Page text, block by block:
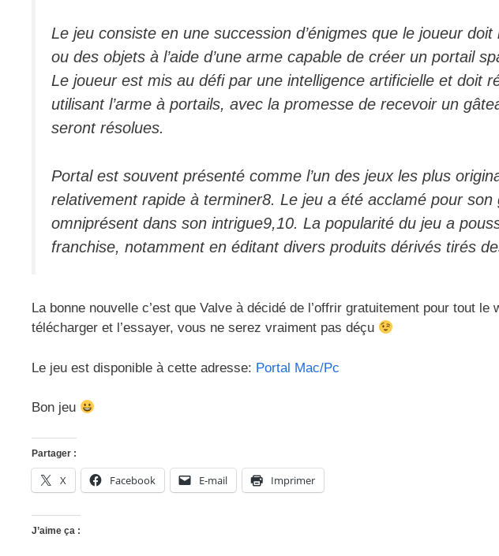
Le jeu consiste en une succession d’énigmes que le joueur
ou des objets à l’aide d’une arme capable de créer un portail
Le joueur est mis au défi par une intelligence artificielle et doit
utilisant l’arme à portails, avec la promesse de recevoir un
seront résolues.
Portal est souvent présenté comme l’un des jeux les plus
relativement rapide à terminer8. Le jeu a été acclamé pour son
omniprésent dans son intrigue9,10. La popularité du jeu a
franchise, notamment en éditant divers produits dérivés tirés
La bonne nouvelle c’est que Valve à décidé de l’offrir gratuitement pour tout
télécharger et l’essayer, vous ne serez vraiment pas déçu
Le jeu est disponible à cette adresse: Portal Mac/Pc
Bon jeu
Partager :
X Facebook E-mail Imprimer
J’aime ça :